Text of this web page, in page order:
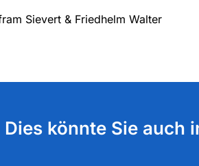
Sievert & Friedhelm Walter
Dies könnte Sie auch